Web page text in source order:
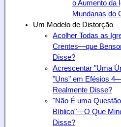
o Aumento da
Mundanas do
Um Modelo de Distorção
Acolher Todas as
Crentes—que
Disse?
Acrescentar "Uma
"Uns" em Efésios
Realmente Disse?
"Não É uma
Bíblico"—O Que
Disse?